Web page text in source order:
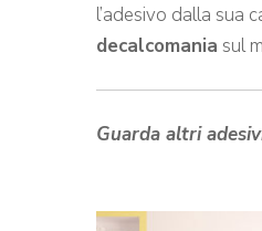
l’adesivo dalla sua
decalcomania sul
Guarda altri